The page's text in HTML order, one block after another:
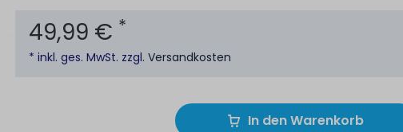
49,99 € *
* inkl. ges. MwSt. zzgl.Versandkosten
In den Warenkorb